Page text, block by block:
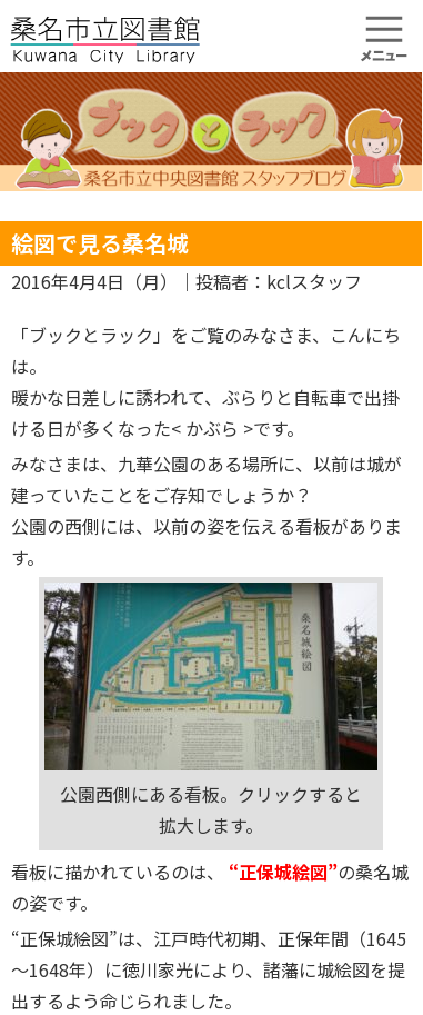
絵図で見る桑名城
2016年4月4日（月）
｜投稿者：kclスタッフ
「ブックとラック」をご覧のみなさま、こんにち
は。
暖かな日差しに誘われて、ぶらりと自転車で出掛
ける日が多くなった< かぶら >です。
みなさまは、九華公園のある場所に、以前は城が
建っていたことをご存知でしょうか？
公園の西側には、以前の姿を伝える看板がありま
す。
公園西側にある看板。クリックすると
拡大します。
看板に描かれているのは、 “正保城絵図”の桑名城
の姿です。
“正保城絵図”は、江戸時代初期、正保年間（1645
～1648年）に徳川家光により、諸藩に城絵図を提
出するよう命じられました。